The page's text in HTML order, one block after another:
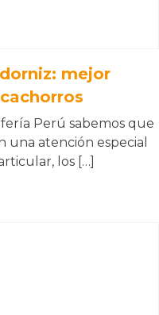
mejor
Perú sabemos que
atención especial
los […]